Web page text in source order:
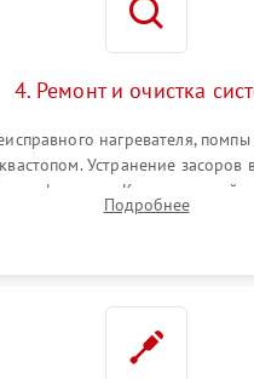
4. Ремонт и очистка
нагревателя,
Устранение засоров
и фильтрах. Компонентный
восстановление
Подробнее